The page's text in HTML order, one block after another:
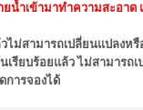
ยน้ำเข้ามาทำความสะอาด
วไม่สามารถเปลี่ยนแปลงห
นเรียบร้อยแล้ว ไม่สามารถ
การจองได้